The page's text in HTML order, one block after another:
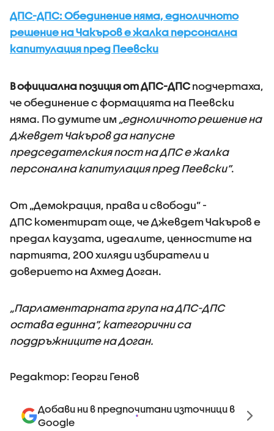
ДПС-ДПС: Обединение няма, едноличното
решение на Чакъров е жалка персонална
капитулация пред Пеевски
В официална позиция от ДПС-ДПС подчертаха,
че обединение с формацията на Пеевски
няма. По думите им „едноличното решение на
Джевдет Чакъров да напусне
председателския пост на ДПС е жалка
персонална капитулация пред Пеевски”.
От „Демокрация, права и свободи” -
ДПС коментират още, че Джевдет Чакъров е
предал каузата, идеалите, ценностите на
партията, 200 хиляди избиратели и
доверието на Ахмед Доган.
„Парламентарната група на ДПС-ДПС
остава единна”, категорични са
поддръжниците на Доган.
Редактор: Георги Генов
Добави ни в предпочитани източници в
Google